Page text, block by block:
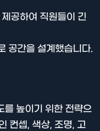
공하여 직원들이 긴
공간을 설계했습니다.
를 높이기 위한 전략으
컨셉, 색상, 조명, 고